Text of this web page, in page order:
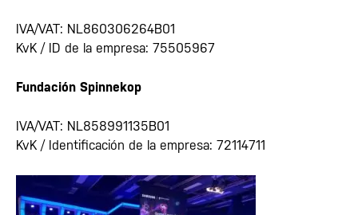
IVA/VAT: NL860306264B01
KvK / ID de la empresa: 75505967
Fundación Spinnekop
IVA/VAT: NL858991135B01
KvK / Identificación de la empresa: 72114711